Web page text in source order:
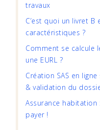
travaux
C’est quoi un livret
caractéristiques ?
Comment se calcule
une EURL ?
Création SAS en
& validation du
Assurance habitation
payer !